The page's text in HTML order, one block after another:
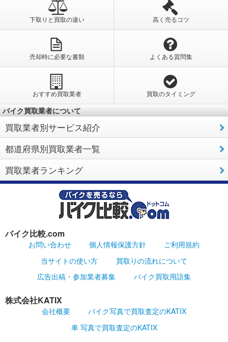
下取りと買取の違い 高く売るコツ
売却時に必要な書類 よくある質問集
おすすめ買取業者 買取のタイミング
バイク買取業者について
買取業者別サービス紹介
都道府県別買取業者一覧
買取業者ランキング
バイク比較.com
お問い合わせ 個人情報保護方針
ご利用規約
当サイトの使い方
買取りの流れについて
広告出稿・参加業者募集
バイク買取用語集
株式会社KATIX
会社概要
バイク写真で買取査定のKATIX
車 写真で買取査定のKATIX